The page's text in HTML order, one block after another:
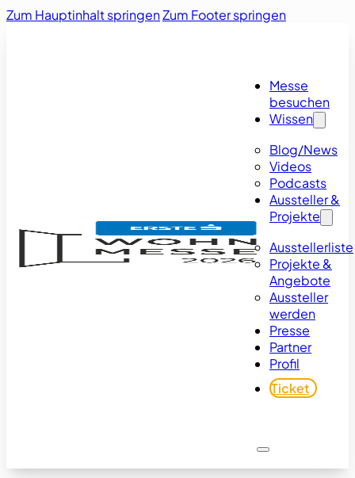
Zum Hauptinhalt springenZum Footer springen
Messe
besuchen
Wissen
Blog/News
Videos
Podcasts
Aussteller &
Projekte
Ausstellerliste
Projekte &
Angebote
Aussteller
werden
Presse
Partner
Profil
Ticket